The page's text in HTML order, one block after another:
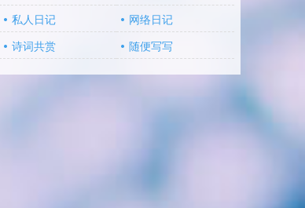
私人日记 网络日记
诗词共赏 随便写写